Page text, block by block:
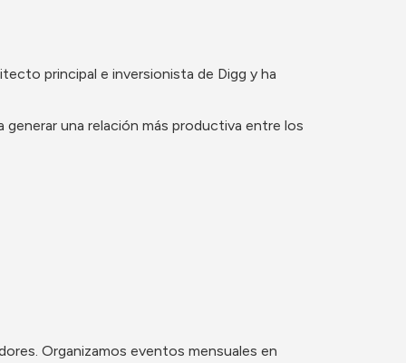
principal e inversionista de Digg y ha
una relación más productiva entre los
Organizamos eventos mensuales en